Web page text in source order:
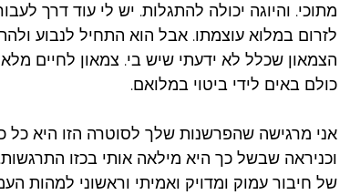
מתוכי. והיוגה יכולה להתגלות. יש לי עוד דרך
לזרום במלוא עוצמתו. אבל הוא התחיל לנבוע
הצמאון שכלל לא ידעתי שיש בי. צמאון לחיים
כולם באים לידי ביטוי במלואם.
אני מרגישה שהפרשנות שלך לסוטרה הזו היא כל
וכניראה שבשל כך היא מילאה אותי בכזו
של חיבור עמוק ומדויק ואמיתי וראשוני למהות